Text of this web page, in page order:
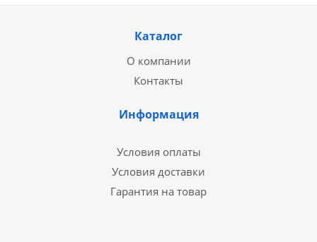
Каталог
О компании
Контакты
Информация
Условия оплаты
Условия доставки
Гарантия на товар